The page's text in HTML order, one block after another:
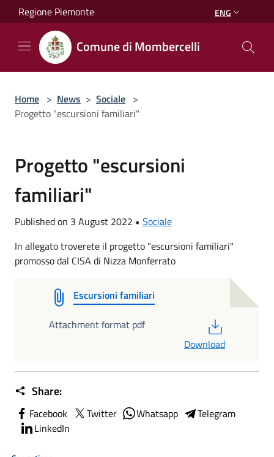
Salta al contenuto principale
Regione Piemonte ENG
Comune di Mombercelli
Home > News > Sociale >
Progetto "escursioni familiari"
Progetto "escursioni
familiari"
Published on 3 August 2022 • Sociale
In allegato troverete il progetto "escursioni familiari"
promosso dal CISA di Nizza Monferrato
Escursioni familiari
Attachment format pdf
Download
Share:
Facebook Twitter Whatsapp
Telegram
LinkedIn